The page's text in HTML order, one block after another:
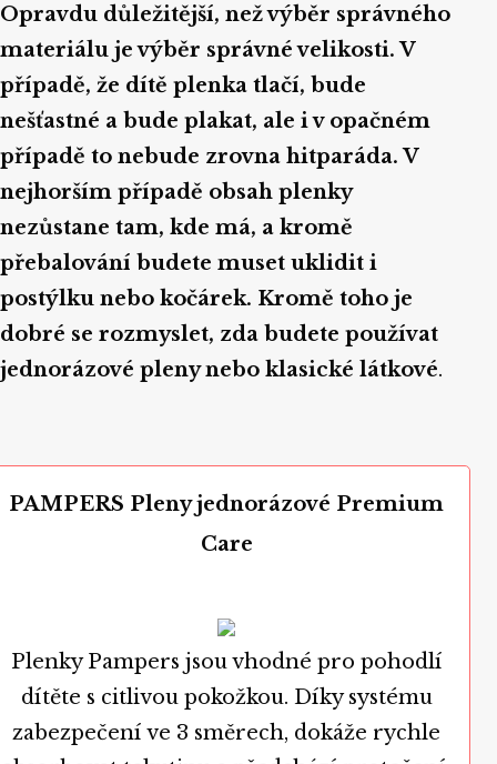
Opravdu důležitější, než výběr správného
materiálu je výběr správné velikosti. V
případě, že dítě plenka tlačí, bude
nešťastné a bude plakat, ale i v opačném
případě to nebude zrovna hitparáda. V
nejhorším případě obsah plenky
nezůstane tam, kde má, a kromě
přebalování budete muset uklidit i
postýlku nebo kočárek. Kromě toho je
dobré se rozmyslet, zda budete používat
jednorázové pleny nebo klasické látkové.
PAMPERS Pleny jednorázové Premium
Care
Plenky Pampers jsou vhodné pro pohodlí
dítěte s citlivou pokožkou. Díky systému
zabezpečení ve 3 směrech, dokáže rychle